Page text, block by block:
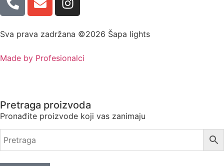
Sva prava zadržana ©2026 Šapa lights
Made by Profesionalci
Pretraga proizvoda
Pronađite proizvode koji vas zanimaju